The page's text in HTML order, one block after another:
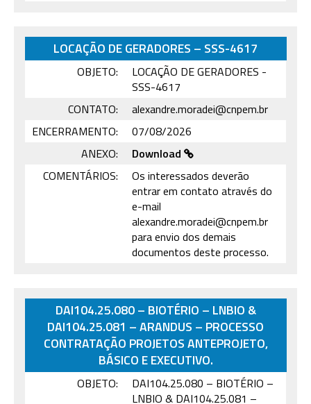
LOCAÇÃO DE GERADORES – SSS-4617
OBJETO:
LOCAÇÃO DE GERADORES -
SSS-4617
CONTATO:
alexandre.moradei@cnpem.br
ENCERRAMENTO:
07/08/2026
ANEXO:
Download
COMENTÁRIOS:
Os interessados deverão
entrar em contato através do
e-mail
alexandre.moradei@cnpem.br
para envio dos demais
documentos deste processo.
DAI104.25.080 – BIOTÉRIO – LNBIO &
DAI104.25.081 – ARANDUS – PROCESSO
CONTRATAÇÃO PROJETOS ANTEPROJETO,
BÁSICO E EXECUTIVO.
OBJETO:
DAI104.25.080 – BIOTÉRIO –
LNBIO & DAI104.25.081 –